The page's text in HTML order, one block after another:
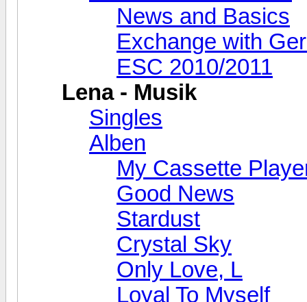
News and Basics
Exchange with
ESC 2010/2011
Lena - Musik
Singles
Alben
My Cassette
Good News
Stardust
Crystal Sky
Only Love, L
Loyal To Myself